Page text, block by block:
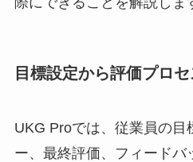
目標設定から評価プロ
UKG Proでは、従業員の目
ー、最終評価、フィードバ